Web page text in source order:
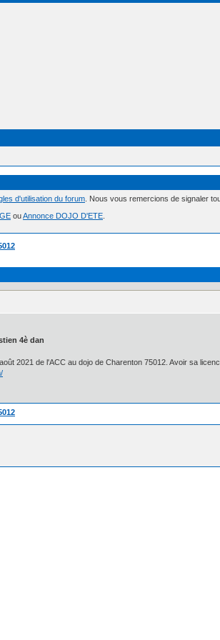
d'utilisation du forum . Nous vous remercions de signaler
ouAnnonce DOJO D'ETE
4è dan
2021 de l'ACC au dojo de Charenton 75012. Avoir sa